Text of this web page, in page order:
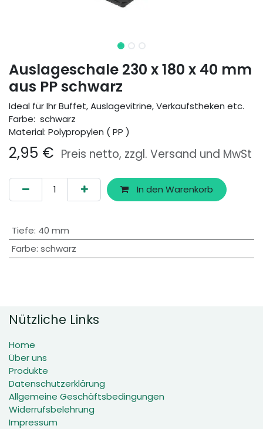
Auslageschale 230 x 180 x 40 mm
aus PP schwarz
Ideal für Ihr Buffet, Auslagevitrine, Verkaufstheken etc.
Farbe: schwarz
Material: Polypropylen ( PP )
2,95 € Preis netto, zzgl. Versand und MwSt
In den Warenkorb
Tiefe: 40 mm
Farbe: schwarz
Nützliche Links
Home
Über uns
Produkte
Datenschutzerklärung
Allgemeine Geschäftsbedingungen
Widerrufsbelehrung
Impressum